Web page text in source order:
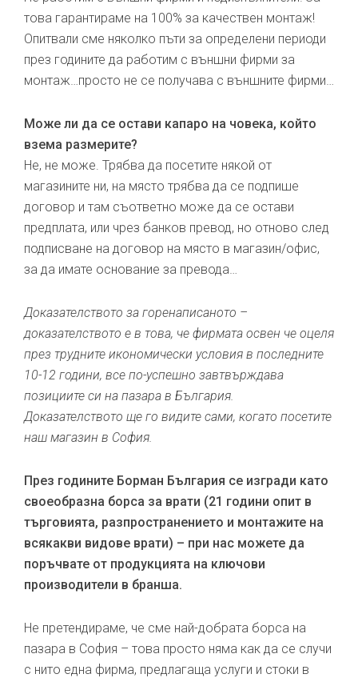
това гарантираме на 100% за качествен монтаж!
Опитвали сме няколко пъти за определени периоди
през годините да работим с външни фирми за
монтаж…просто не се получава с външните фирми…
Може ли да се остави капаро на човека, който
взема размерите?
Не, не може. Трябва да посетите някой от
магазините ни, на място трябва да се подпише
договор и там съответно може да се остави
предплата, или чрез банков превод, но отново след
подписване на договор на място в магазин/офис,
за да имате основание за превода…
Доказателството за горенаписаното –
доказателството е в това, че фирмата освен че оцеля
през трудните икономически условия в последните
10-12 години, все по-успешно завтвърждава
позициите си на пазара в България.
Доказателството ще го видите сами, когато посетите
наш магазин в София.
През годините Борман България се изгради като
своеобразна борса за врати (21 години опит в
търговията, разпространението и монтажите на
всякакви видове врати) – при нас можете да
поръчвате от продукцията на ключови
производители в бранша.
Не претендираме, че сме най-добрата борса на
пазара в София – това просто няма как да се случи
с нито една фирма, предлагаща услуги и стоки в